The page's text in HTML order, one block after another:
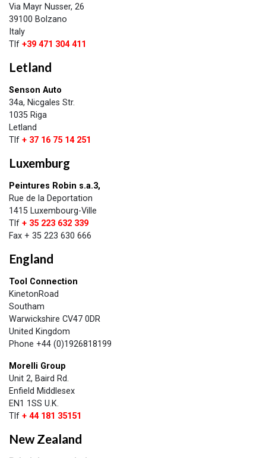
Via Mayr Nusser, 26
39100 Bolzano
Italy
Tlf +39 471 304 411
Letland​​
Senson Auto
34a, Nicgales Str.
1035 Riga
Letland
​Tlf + 37 16 75 14 251
Luxemburg
Peintures Robin s.a.3,
Rue de la Deportation
1415 Luxembourg-Ville
Tlf + 35 223 632 339
Fax + 35 223 630 666
England
Tool Connection
KinetonRoad
Southam
Warwickshire CV47 0DR
United Kingdom
Phone +44 (0)1926818199​
Morelli Group
Unit 2, Baird Rd.
Enfield Middlesex
EN1 1SS U.K.
Tlf + 44 181 35151
New Zealand​